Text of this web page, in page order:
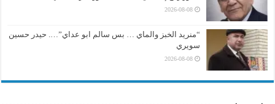
2026-08-08
“منريد الخبز والماي … بس سالم ابو عداي”…. حيدر حسين
سويري
2026-08-08